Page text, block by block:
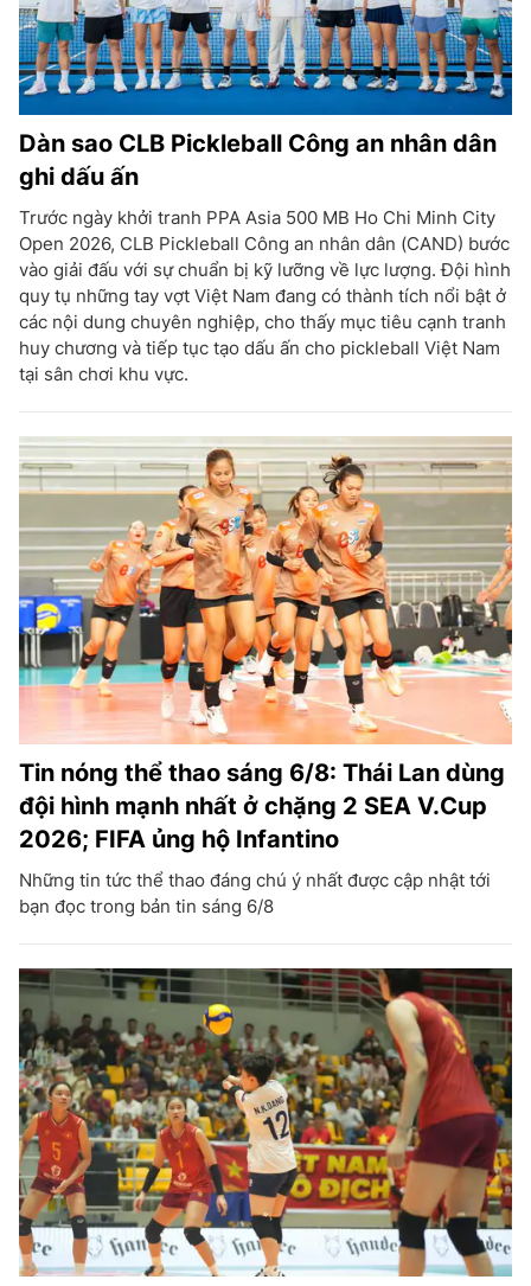
Dàn sao CLB Pickleball Công an nhân dân
ghi dấu ấn
Trước ngày khởi tranh PPA Asia 500 MB Ho Chi Minh City
Open 2026, CLB Pickleball Công an nhân dân (CAND) bước
vào giải đấu với sự chuẩn bị kỹ lưỡng về lực lượng. Đội hình
quy tụ những tay vợt Việt Nam đang có thành tích nổi bật ở
các nội dung chuyên nghiệp, cho thấy mục tiêu cạnh tranh
huy chương và tiếp tục tạo dấu ấn cho pickleball Việt Nam
tại sân chơi khu vực.
Tin nóng thể thao sáng 6/8: Thái Lan dùng
đội hình mạnh nhất ở chặng 2 SEA V.Cup
2026; FIFA ủng hộ Infantino
Những tin tức thể thao đáng chú ý nhất được cập nhật tới
bạn đọc trong bản tin sáng 6/8